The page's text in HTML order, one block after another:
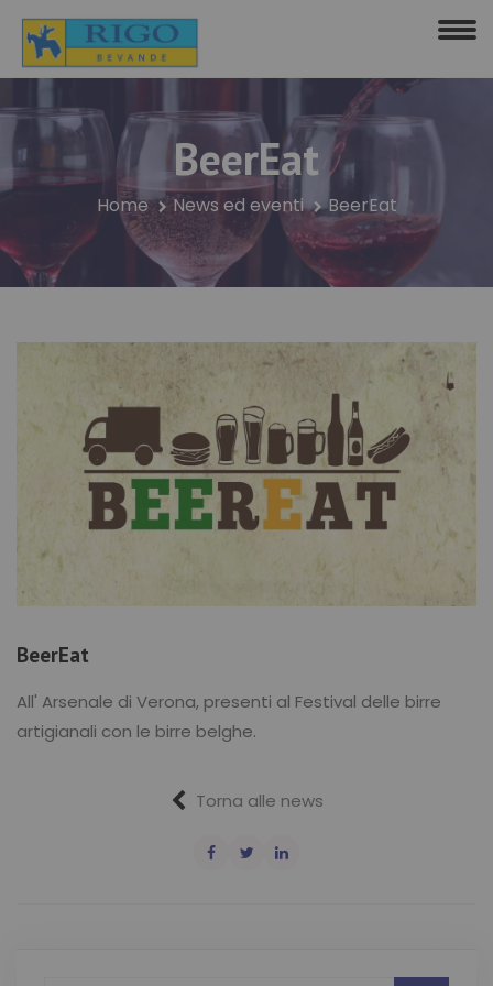
BeerEat
Home News ed eventi BeerEat
BeerEat
All' Arsenale di Verona, presenti al Festival delle birre
artigianali con le birre belghe.
Torna alle news